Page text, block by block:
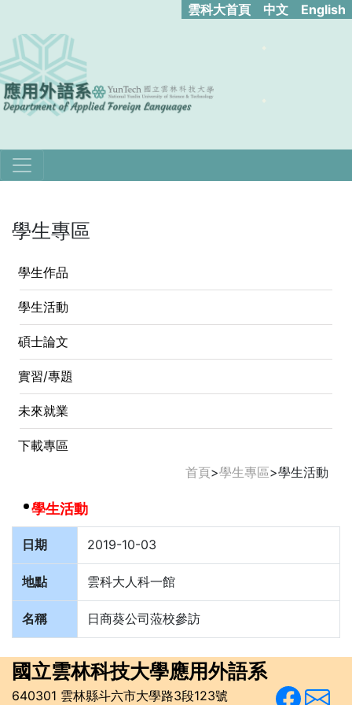
雲科大首頁 中文 English
學生專區
學生作品
學生活動
碩士論文
實習/專題
未來就業
下載專區
學生活動
首頁>學生專區>學生活動
日期 2019-10-03
地點 雲科大人科一館
名稱 日商葵公司蒞校參訪
國立雲林科技大學應用外語系
640301 雲林縣斗六市大學路3段123號